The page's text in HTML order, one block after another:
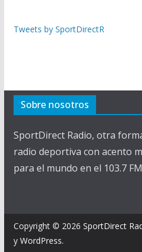
Tweets by SportDirectR
Sobre nosotros
SportDirect Radio, otra
radio deportiva con acento
para el mundo en el 103.7
Copyright © 2026 SportDirect
y WordPress.